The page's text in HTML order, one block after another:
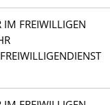
Handwerk
IM FREIWILLIGEN